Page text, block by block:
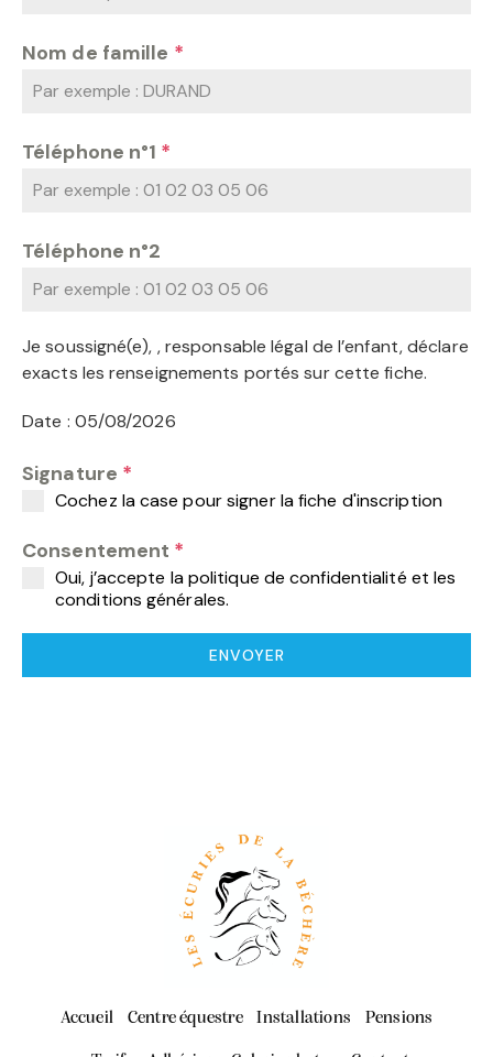
Nom de famille *
Téléphone n°1 *
Téléphone n°2
Je soussigné(e), , responsable légal de l’enfant, déclare
exacts les renseignements portés sur cette fiche.
Date : 05/08/2026
Signature *
Cochez la case pour signer la fiche d'inscription
Consentement *
Oui, j’accepte la politique de confidentialité et les
conditions générales.
ENVOYER
Accueil Centre équestre Installations Pensions